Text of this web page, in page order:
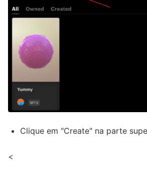
Clique em "Create" na parte
<